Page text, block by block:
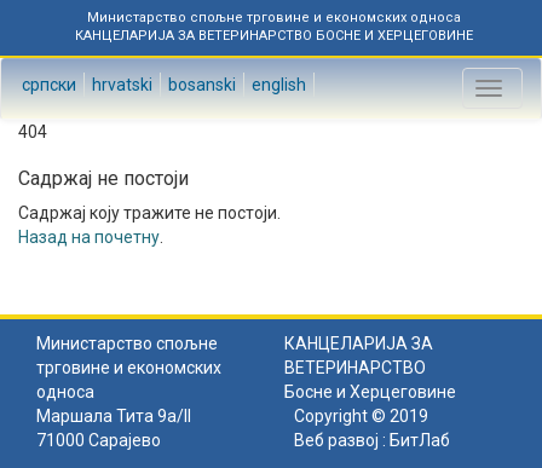
Министарство спољне трговине и економских односа
КАНЦЕЛАРИЈА ЗА ВЕТЕРИНАРСТВО БОСНЕ И ХЕРЦЕГОВИНЕ
српски hrvatski bosanski english
Toggle
404
Садржај не постоји
Садржај коју тражите не постоји.
Назад на почетну
Министарство спољне
трговине и економских
односа
КАНЦЕЛАРИЈА ЗА
ВЕТЕРИНАРСТВО
Босне и Херцеговине
Маршала Тита 9а/II
71000 Сарајево
Copyright © 2019
Веб развој : БитЛаб